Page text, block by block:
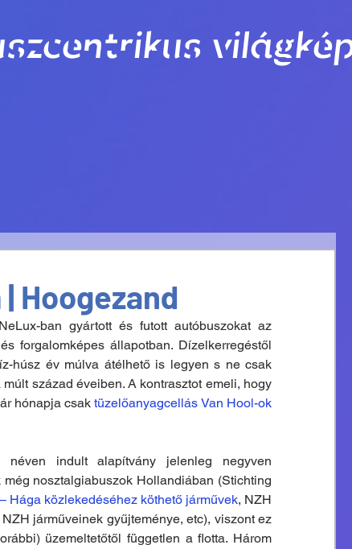
világkép
Hoogezand
ban gyártott és futott autóbuszokat az
forgalomképes állapotban. Dízelkerregéstől
húsz év múlva átélhető is legyen s ne csak
század éveiben. A kontrasztot emeli, hogy
hónapja csak tüzelőanyagcellás Van Hool-ok
indult alapítvány jelenleg negyven
nosztalgiabuszok Hollandiában (Stichting
Hága közlekedéséhez köthető járművek, NZH
járműveinek gyűjteménye, etc), viszont ez
üzemeltetőtől független a flotta. Három